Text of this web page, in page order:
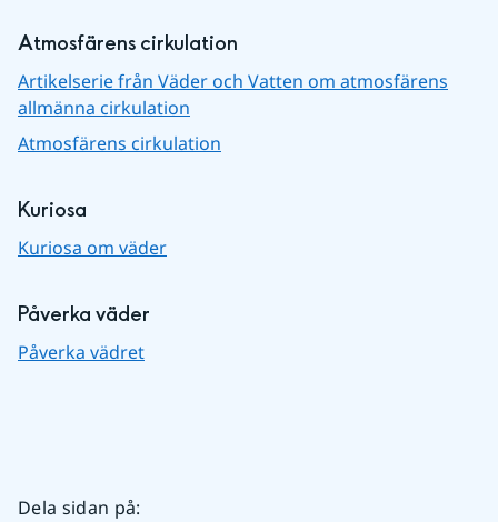
Atmosfärens cirkulation
Artikelserie från Väder och Vatten om atmosfärens
allmänna cirkulation
Atmosfärens cirkulation
Kuriosa
Kuriosa om väder
Påverka väder
Påverka vädret
Dela sidan på: